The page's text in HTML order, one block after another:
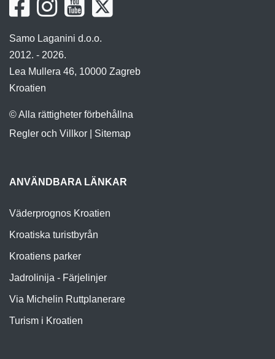
Samo Laganini d.o.o.
2012. - 2026.
Lea Mullera 46, 10000 Zagreb
Kroatien
© Alla rättigheter förbehållna
Regler och Villkor
Sitemap
ANVÄNDBARA LÄNKAR
Väderprognos Kroatien
Kroatiska turistbyrån
Kroatiens parker
Jadrolinija - Färjelinjer
Via Michelin Ruttplanerare
Turism i Kroatien